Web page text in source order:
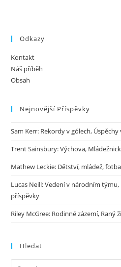
Odkazy
Kontakt
Náš příběh
Obsah
Nejnovější Příspěvky
Sam Kerr: Rekordy v gólech,
Trent Sainsbury: Výchova,
Mathew Leckie: Dětství, mládež,
Lucas Neill: Vedení v národním
příspěvky
Riley McGree: Rodinné zázemí, Raný
Hledat